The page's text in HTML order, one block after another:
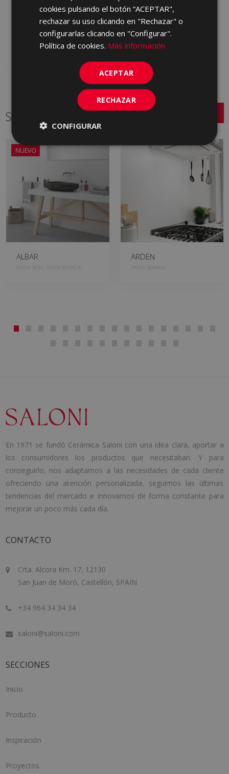
ARDESIA AVORIO 40 X
Añadir a favoritos
Series relacionadas
NUEVO
ALBAR
PASTA ROJA, PASTA BLANCA
ARDEN
PASTA BLANCA
En 1971 se fundó Cerámica Saloni con una idea clara, aportar a
los consumidores los productos que necesitaban. Y para
conseguirlo, nos adaptamos a las necesidades de cada cliente
ofreciendo una atención personalizada, seguimos las últimas
tendencias del mercado e innovamos de forma constante para
mejorar un poco más cada día.
CONTACTO
Crta. Alcora Km. 17, 12130
San Juan de Moró, Castellón, SPAIN
+34 964 34 34 34
saloni@saloni.com
SECCIONES
Inicio
Producto
Inspiración
Proyectos
cookies pulsando el botón “ACEPTAR",
rechazar su uso clicando en "Rechazar" o
configurarlas clicando en "Configurar".
Política de cookies. Más información
ACEPTAR
RECHAZAR
CONFIGURAR